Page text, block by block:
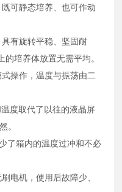
可静态培养、也可作动
有旋转平稳、坚固耐
培养体放置无需平均。
操作，温度与振荡由二
度取代了以往的液晶屏
。
了箱内的温度过冲和不必
电机，使用后故障少、